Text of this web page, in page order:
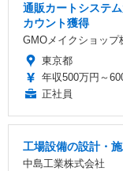
通販カートシステ
カウント獲得
GMOメイクショップ
東京都
年収500万円～
正社員
工場設備の設計・
中島工業株式会社